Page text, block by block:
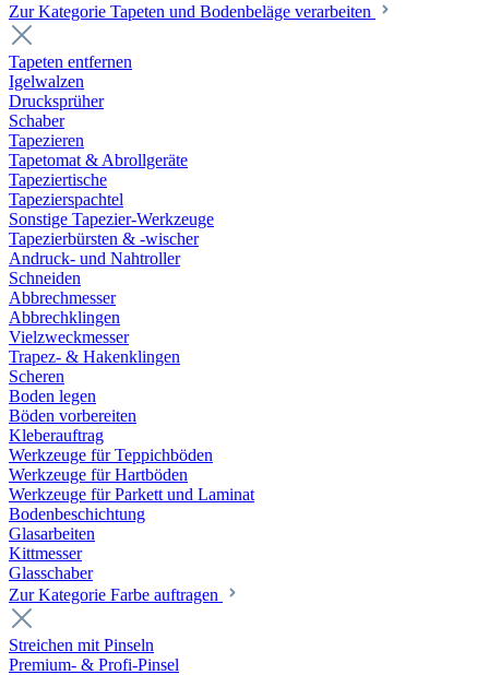
Zur Kategorie Tapeten und Bodenbeläge verarbeiten
Tapeten entfernen
Igelwalzen
Drucksprüher
Schaber
Tapezieren
Tapetomat & Abrollgeräte
Tapeziertische
Tapezierspachtel
Sonstige Tapezier-Werkzeuge
Tapezierbürsten & -wischer
Andruck- und Nahtroller
Schneiden
Abbrechmesser
Abbrechklingen
Vielzweckmesser
Trapez- & Hakenklingen
Scheren
Boden legen
Böden vorbereiten
Kleberauftrag
Werkzeuge für Teppichböden
Werkzeuge für Hartböden
Werkzeuge für Parkett und Laminat
Bodenbeschichtung
Glasarbeiten
Kittmesser
Glasschaber
Zur Kategorie Farbe auftragen
Streichen mit Pinseln
Premium- & Profi-Pinsel